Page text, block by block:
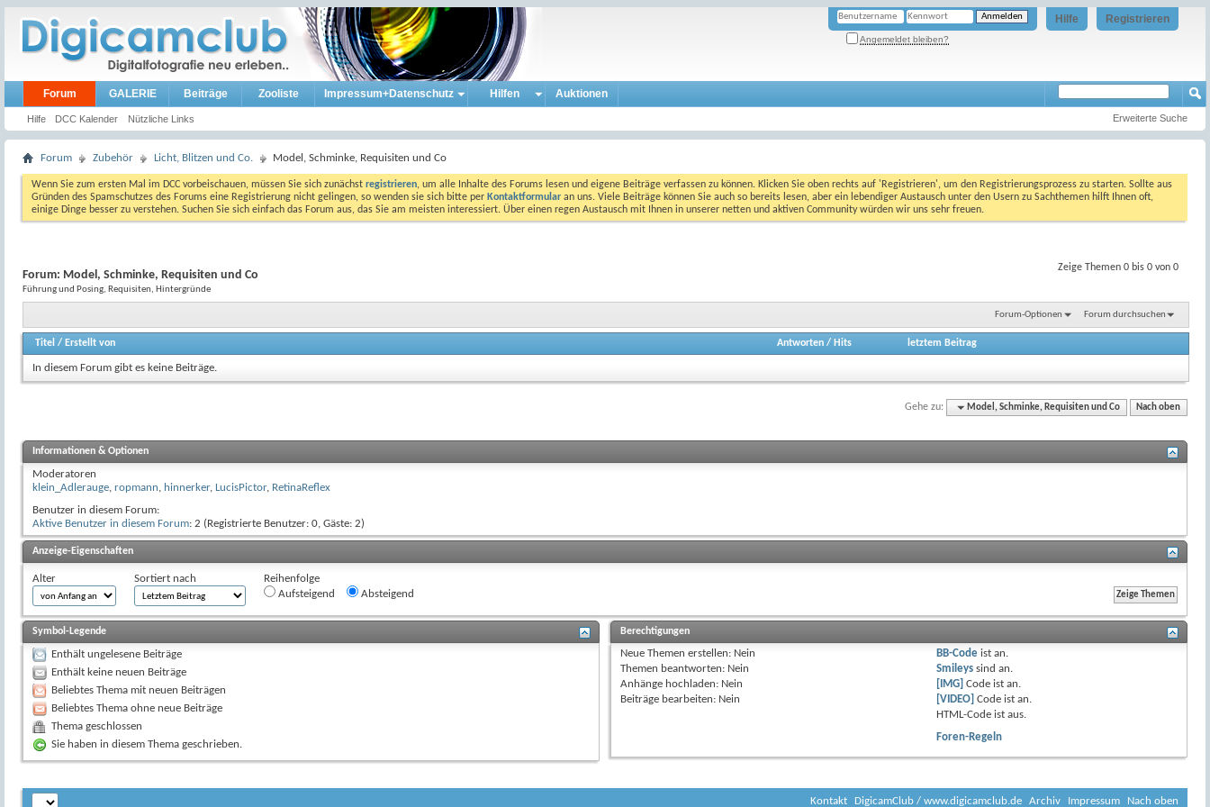
Registrieren
Hilfe
Angemeldet bleiben?
Forum
Hilfe DCC Kalender Nützliche Links
GALERIE Beiträge Zooliste Impressum+Datenschutz Hilfen Auktionen
Erweiterte Suche
Forum Zubehör Licht, Blitzen und Co. Model, Schminke, Requisiten und Co
Wenn Sie zum ersten Mal im DCC vorbeischauen, müssen Sie sich zunächst registrieren, um alle Inhalte des Forums lesen und eigene Beiträge verfassen zu können. Klicken Sie oben rechts auf 'Registrieren', um den Registrierungsprozess zu starten. Sollte aus
Gründen des Spamschutzes des Forums eine Registrierung nicht gelingen, so wenden sie sich bitte per Kontaktformular an uns. Viele Beiträge können Sie auch so bereits lesen, aber ein lebendiger Austausch unter den Usern zu Sachthemen hilft Ihnen oft,
einige Dinge besser zu verstehen. Suchen Sie sich einfach das Forum aus, das Sie am meisten interessiert. Über einen regen Austausch mit Ihnen in unserer netten und aktiven Community würden wir uns sehr freuen.
Zeige Themen 0 bis 0 von 0
Forum: Model, Schminke, Requisiten und Co
Führung und Posing, Requisiten, Hintergründe
Forum-Optionen Forum durchsuchen
Titel / Erstellt von Antworten / Hits letztem Beitrag
In diesem Forum gibt es keine Beiträge.
Gehe zu: Model, Schminke, Requisiten und Co Nach oben
Informationen & Optionen
Moderatoren
klein_Adlerauge, ropmann, hinnerker, LucisPictor, RetinaReflex
Benutzer in diesem Forum:
Aktive Benutzer in diesem Forum: 2 (Registrierte Benutzer: 0, Gäste: 2)
Anzeige-Eigenschaften
Alter Sortiert nach
Reihenfolge
Aufsteigend
Absteigend
Symbol-Legende
Enthält ungelesene Beiträge
Enthält keine neuen Beiträge
Beliebtes Thema mit neuen Beiträgen
Beliebtes Thema ohne neue Beiträge
Thema geschlossen
Sie haben in diesem Thema geschrieben.
Berechtigungen
Neue Themen erstellen: Nein
Themen beantworten: Nein
Anhänge hochladen: Nein
Beiträge bearbeiten: Nein
BB-Codeist an.
Smileyssind an.
[IMG] Code ist an.
[VIDEO] Code ist an.
HTML-Code ist aus.
Foren-Regeln
Kontakt DigicamClub / www.digicamclub.de Archiv Impressum Nach oben